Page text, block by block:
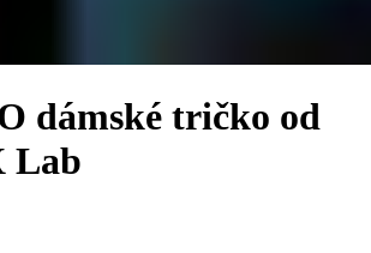
dámské tričko od
Lab